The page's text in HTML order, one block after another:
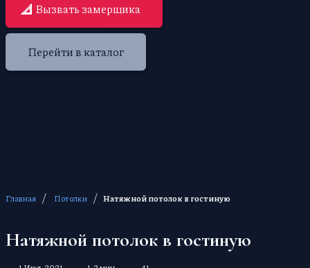
Вызвать замерщика
Перейти в каталог
Главная / Потолки / Натяжной потолок в гостиную
Натяжной потолок в гостиную